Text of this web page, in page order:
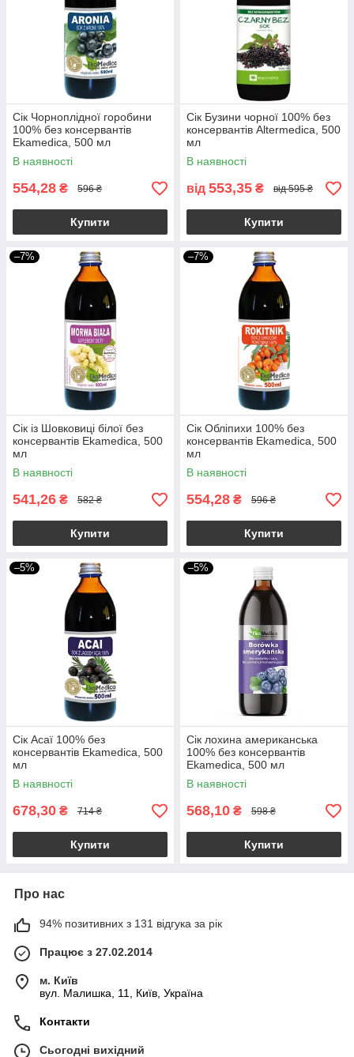
Сік Чорноплідної горобини
100% без консервантів
Ekamedica, 500 мл
В наявності
554,28 ₴ 596 ₴
Купити
Сік Бузини чорної 100% без
консервантів Altermedica, 500
мл
В наявності
від 553,35 ₴ від 595 ₴
Купити
–7%
Сік із Шовковиці білої без
консервантів Ekamedica, 500
мл
В наявності
541,26 ₴ 582 ₴
Купити
–7%
Сік Обліпихи 100% без
консервантів Ekamedica, 500
мл
В наявності
554,28 ₴ 596 ₴
Купити
–5%
Сік Асаї 100% без
консервантів Ekamedica, 500
мл
В наявності
678,30 ₴ 714 ₴
Купити
–5%
Сік лохина американська
100% без консервантів
Ekamedica, 500 мл
В наявності
568,10 ₴ 598 ₴
Купити
Про нас
94% позитивних з 131 відгука за рік
Працює з 27.02.2014
м. Київ
вул. Малишка, 11, Київ, Україна
Контакти
Сьогодні вихідний